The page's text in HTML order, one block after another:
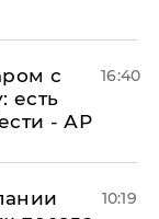
с
есть
- АР
16:40
10:19